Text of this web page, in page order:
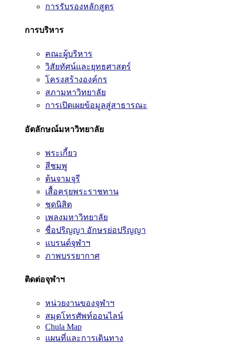
การรับรองหลักสูตร
การบริหาร
คณะผู้บริหาร
วิสัยทัศน์และยุทธศาสตร์
โครงสร้างองค์กร
สภามหาวิทยาลัย
การเปิดเผยข้อมูลสู่สาธารณะ
อัตลักษณ์มหาวิทยาลัย
พระเกี้ยว
สีชมพู
ต้นจามจุรี
เสื้อครุยพระราชทาน
ชุดนิสิต
เพลงมหาวิทยาลัย
ชื่อปริญญา อักษรย่อปริญญา
แบรนด์จุฬาฯ
ภาพบรรยากาศ
ติดต่อจุฬาฯ
หน่วยงานของจุฬาฯ
สมุดโทรศัพท์ออนไลน์
Chula Map
แผนที่และการเดินทาง